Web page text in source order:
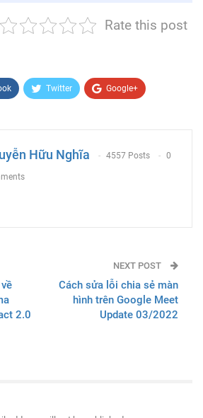
Rate this post
Twitter Google+
Hữu Nghĩa 4557 Posts 0
2.0
NEXT POST
Cách sửa lỗi chia sẻ màn
hình trên Google Meet
Update 03/2022